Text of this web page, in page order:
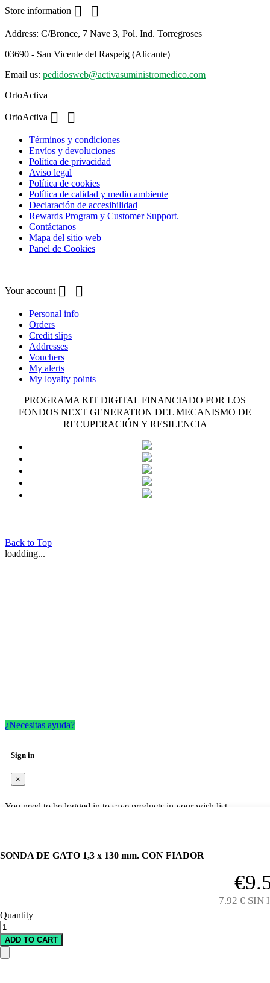
SONDA DE GATO 1,3 x 130 mm. CON FIADOR
7.92 € SIN
Quantity
ADD TO CART
Store information  
Address: C/Bronce, 7 Nave 3, Pol. Ind. Torregroses
03690 - San Vicente del Raspeig (Alicante)
Email us: pedidosweb@activasuministromedico.com
OrtoActiva
OrtoActiva  
Términos y condiciones
Envíos y devoluciones
Política de privacidad
Aviso legal
Política de cookies
Política de calidad y medio ambiente
Declaración de accesibilidad
Rewards Program y Customer Support.
Contáctanos
Mapa del sitio web
Panel de Cookies
Your account  
Personal info
Orders
Credit slips
Addresses
Vouchers
My alerts
My loyalty points
PROGRAMA KIT DIGITAL FINANCIADO POR LOS
FONDOS NEXT GENERATION DEL MECANISMO DE
RECUPERACIÓN Y RESILENCIA
Back to Top
loadding...
¿Necesitas ayuda?
Sign in
×
You need to be logged in to save products in your wish list.